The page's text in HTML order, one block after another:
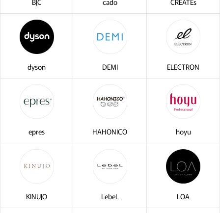
dyson DEMI ELECTRON
epres HAHONICO hoyu
KINUJO LebeL LOA